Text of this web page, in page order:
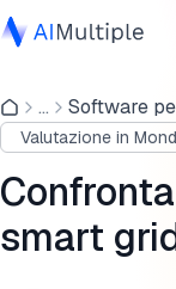
IA Agente
Sicurezza
Dati
Software
Servizi
... Software
Valutazione in
smart
Soluzioni
Energy-as-a-